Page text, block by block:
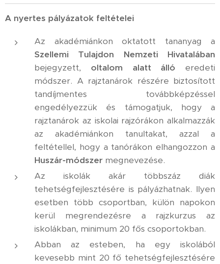
A nyertes pályázatok feltételei
Az akadémiánkon oktatott tananyag a
Szellemi Tulajdon Nemzeti Hivatalában
bejegyzett, oltalom alatt álló eredeti
módszer. A rajztanárok részére biztosított
tandíjmentes továbbképzéssel
engedélyezzük és támogatjuk, hogy a
rajztanárok az iskolai rajzórákon alkalmazzák
az akadémiánkon tanultakat, azzal a
feltétellel, hogy a tanórákon elhangozzon a
Huszár-módszer megnevezése.
Az iskolák akár többszáz diák
tehetségfejlesztésére is pályázhatnak. Ilyen
esetben több csoportban, külön napokon
kerül megrendezésre a rajzkurzus az
iskolákban, minimum 20 fős csoportokban.
Abban az esteben, ha egy iskolából
kevesebb mint 20 fő tehetségfejlesztésére